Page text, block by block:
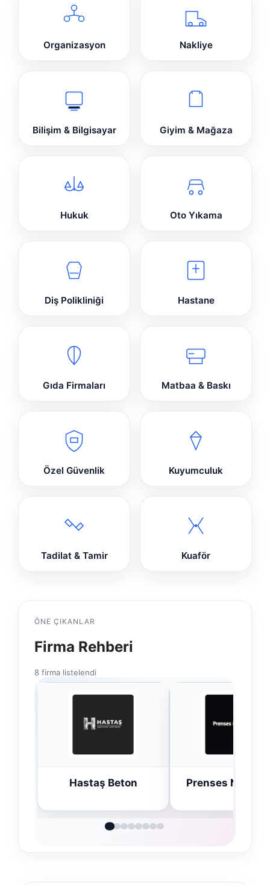
Organizasyon Nakliye
Bilişim & Bilgisayar Giyim & Mağaza
Hukuk Oto Yıkama
Diş Polikliniği Hastane
Gıda Firmaları Matbaa & Baskı
Özel Güvenlik Kuyumculuk
Tadilat & Tamir Kuaför
ÖNE ÇIKANLAR
Firma Rehberi
8 firma listelendi
Hastaş Beton Prenses Night